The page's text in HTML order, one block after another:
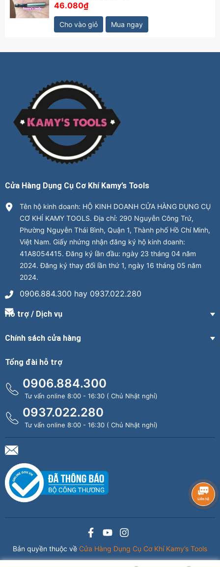
46.080₫
Cho vào giỏ Mua ngay
Cửa Hàng Dụng Cụ Cơ Khí Kamy’s Tools
Tên hộ kinh doanh: HỘ KINH DOANH CỬA HÀNG DỤNG CỤ
CƠ KHÍ KAMY TOOLS. Địa chỉ: 290 Nguyễn Công Trứ,
Phường Nguyễn Thái Bình, Quận 1, Thành phố Hồ Chí Minh,
Việt Nam. Giấy nhứng nhận đăng ký hộ kinh doanh:
41A8054415. Đăng ký lần đầu: ngày 23 tháng 04 năm
2024. Đăng ký thay đổi lần thứ 1, ngày 16 tháng 05 năm
2024.
0906.884.300 hay 0937.022.280
Hỗ trợ / Dịch vụ
Chính sách cửa hàng
Tổng đài hỗ trợ
0906.884.300
Tư vấn online 8:00 - 16:30 ( Chủ Nhật nghỉ)
0937.022.280
Tư vấn online 8:00 - 16:30 ( Chủ Nhật nghỉ)
Bản quyền thuộc về Cửa Hàng Dụng Cụ Cơ Khí Kamy’s Tools